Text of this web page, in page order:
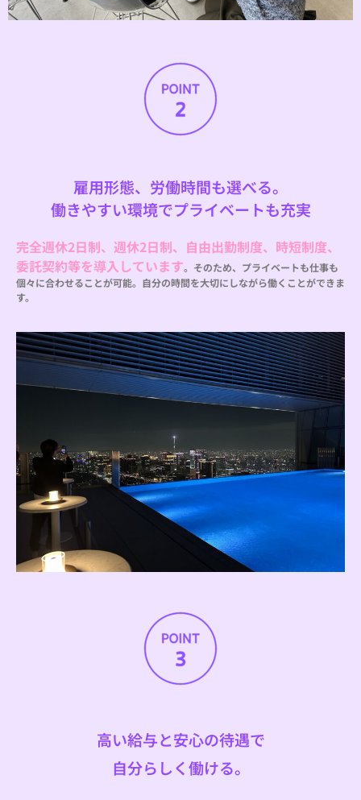
雇用形態、労働時間も選べる。
働きやすい環境でプライベートも充実
完全週休2日制、週休2日制、自由出勤制度、時短制度、
委託契約等を導入しています。そのため、プライベートも仕事も
個々に合わせることが可能。 自分の時間を大切にしながら働くことができま
す。
高い給与と安心の待遇で
自分らしく働ける。